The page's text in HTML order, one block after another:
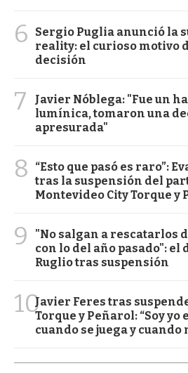
6
Sergio Puglia anunció la
reality: el curioso motivo
decisión
7
Javier Nóblega: "Fue un
lumínica, tomaron una
apresurada"
8
“Esto que pasó es raro”:
tras la suspensión del
Montevideo City Torque y
9
"No salgan a rescatarlos
con lo del año pasado": el
Ruglio tras suspensión
10Javier Feres tras
Torque y Peñarol: “Soy yo
cuando se juega y cuando